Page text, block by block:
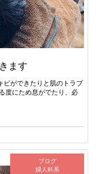
ます
ビができたりと肌のトラブ
度にため息がでたり、必
ブログ
婦人科系